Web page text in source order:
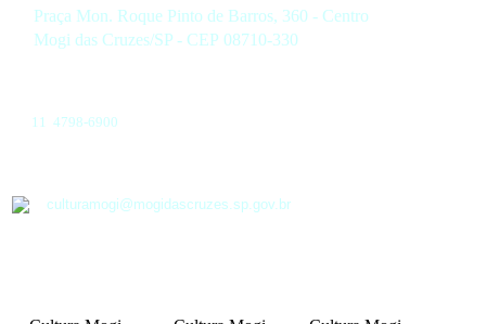
Praça Mon. Roque Pinto de Barros, 360 - Centro
Mogi das Cruzes/SP - CEP 08710-330
11 4798-6900
culturamogi@mogidascruzes.sp.gov.br